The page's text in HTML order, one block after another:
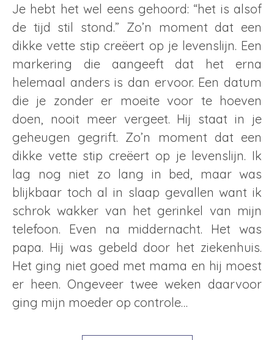
Je hebt het wel eens gehoord: “het is alsof
de tijd stil stond.” Zo’n moment dat een
dikke vette stip creëert op je levenslijn. Een
markering die aangeeft dat het erna
helemaal anders is dan ervoor. Een datum
die je zonder er moeite voor te hoeven
doen, nooit meer vergeet. Hij staat in je
geheugen gegrift. Zo’n moment dat een
dikke vette stip creëert op je levenslijn. Ik
lag nog niet zo lang in bed, maar was
blijkbaar toch al in slaap gevallen want ik
schrok wakker van het gerinkel van mijn
telefoon. Even na middernacht. Het was
papa. Hij was gebeld door het ziekenhuis.
Het ging niet goed met mama en hij moest
er heen. Ongeveer twee weken daarvoor
ging mijn moeder op controle…